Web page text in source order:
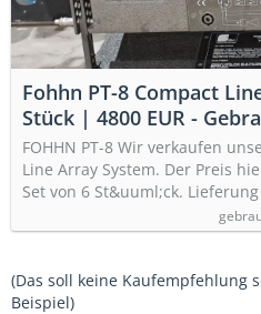
Fohhn PT-8 Compact
Stück | 4800 EUR -
für gebrauchte
FOHHN PT-8 Wir verkaufen
Line Array System. Der Preis
Set von 6 St&uuml;ck.
(Das soll keine Kaufempfehlung
Beispiel)